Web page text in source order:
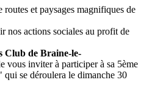
et paysages magnifiques de
nos actions sociales au profit de
Club de Braine-le-
vous inviter à participer à sa 5ème
se déroulera le dimanche 30